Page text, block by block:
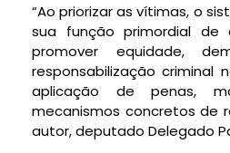
“Ao priorizar as vítimas, o
sua função primordial de
promover equidade,
responsabilização criminal
aplicação de penas,
mecanismos concretos de
autor, deputado Delegado